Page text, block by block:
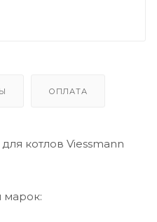
ОПЛАТА
котлов Viessmann
марок: